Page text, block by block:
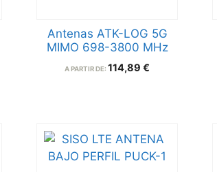
Antenas ATK-LOG 5G
MIMO 698-3800 MHz
A PARTIR DE: 114,89 €